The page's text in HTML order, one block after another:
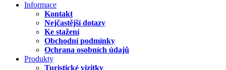
Informace
Kontakt
Nejčastější dotazy
Ke stažení
Obchodní podmínky
Ochrana osobních údajů
Produkty
Turistické vizitky